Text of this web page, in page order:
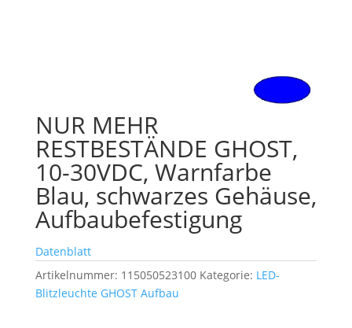
NUR MEHR
RESTBESTÄNDE GHOST,
10-30VDC, Warnfarbe
Blau, schwarzes Gehäuse,
Aufbaubefestigung
Datenblatt
Artikelnummer: 115050523100 Kategorie: LED-
Blitzleuchte GHOST Aufbau